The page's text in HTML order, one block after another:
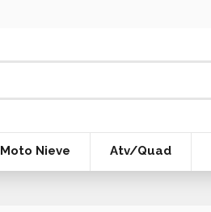
Moto Nieve Atv/Quad